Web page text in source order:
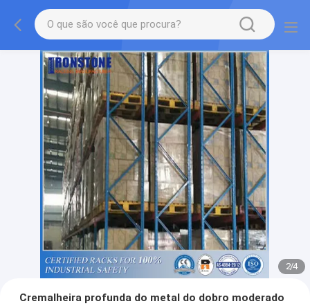
2/4
Cremalheira profunda do metal do dobro moderado